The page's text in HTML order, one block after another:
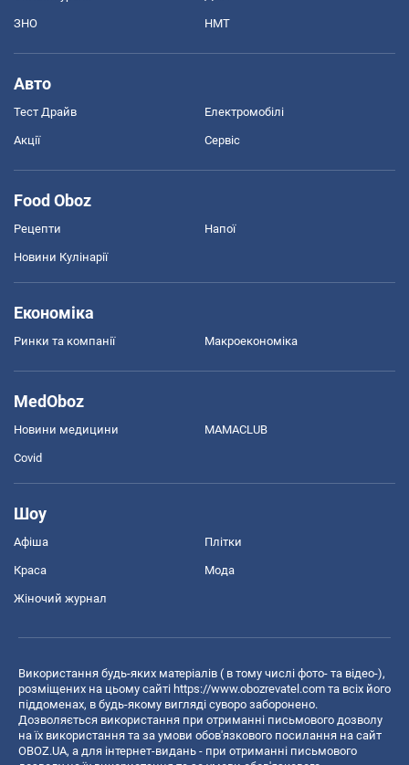
ЗНО НМТ
Авто
Тест Драйв Електромобілі
Акції Сервіс
Food Oboz
Рецепти Напої
Новини Кулінарії
Економіка
Ринки та компанії Макроекономіка
MedOboz
Новини медицини MAMACLUB
Covid
Шоу
Афіша Плітки
Краса Мода
Жіночий журнал
Використання будь-яких матеріалів ( в тому числі фото- та відео-),
розміщених на цьому сайті https://www.obozrevatel.com та всіх його
піддоменах, в будь-якому вигляді суворо заборонено.
Дозволяється використання при отриманні письмового дозволу
на їх використання та за умови обов'язкового посилання на сайт
OBOZ.UA, а для інтернет-видань - при отриманні письмового